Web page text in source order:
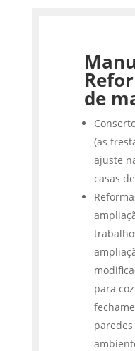
de
(as
ajuste
casas
para